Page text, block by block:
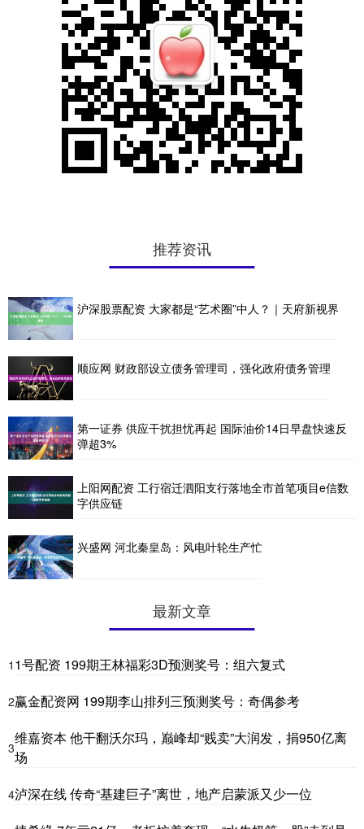
推荐资讯
沪深股票配资 大家都是“艺术圈”中人？｜天府新视界
顺应网 财政部设立债务管理司，强化政府债务管理
第一证券 供应干扰担忧再起 国际油价14日早盘快速反
弹超3%
上阳网配资 工行宿迁泗阳支行落地全市首笔项目e信数
字供应链
兴盛网 河北秦皇岛：风电叶轮生产忙
最新文章
1 1号配资 199期王林福彩3D预测奖号：组六复式
2赢金配资网 199期李山排列三预测奖号：奇偶参考
3
维嘉资本 他干翻沃尔玛，巅峰却“贱卖”大润发，捐950亿离
场
4泸深在线 传奇“基建巨子”离世，地产启蒙派又少一位